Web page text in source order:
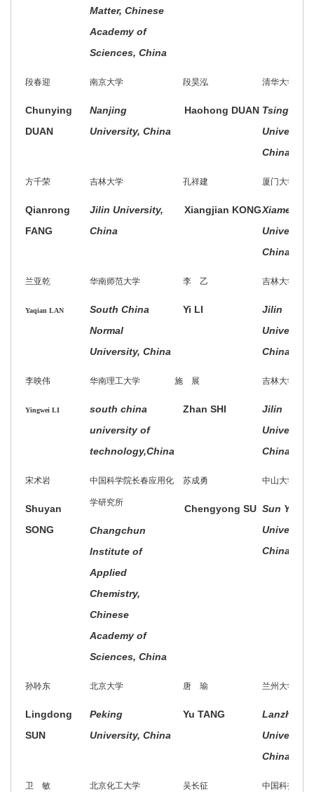
Matter, Chinese
Academy of
Sciences, China
段春迎
Chunying
DUAN
南京大学
Nanjing
University, China
段昊泓
Haohong DUAN
清华大学
Tsinghua
University,
China
方千荣
Qianrong
FANG
吉林大学
Jilin University,
China
孔祥建
Xiangjian KONG
厦门大学
Xiamen
University,
China
兰亚乾
Yaqian LAN
华南师范大学
South China
Normal
University, China
李 乙
Yi LI
吉林大学
Jilin
University,
China
李映伟
Yingwei LI
华南理工大学
south china
university of
technology,China
施 展
Zhan SHI
吉林大学
Jilin
University,
China
宋术岩
Shuyan
SONG
中国科学院长春应用化
学研究所
Changchun
Institute of
Applied
Chemistry,
Chinese
Academy of
Sciences, China
苏成勇
Chengyong SU
中山大学
Sun Yat-
University,
China
孙聆东
Lingdong
SUN
北京大学
Peking
University, China
唐 瑜
Yu TANG
兰州大学
Lanzhou
University,
China
卫 敏 北京化工大学 吴长征 中国科技大学